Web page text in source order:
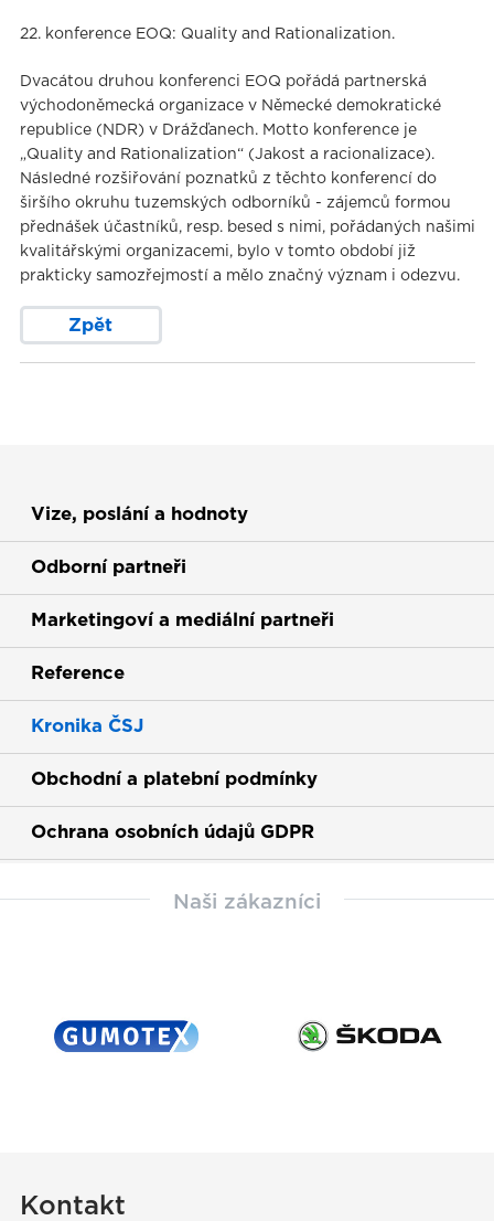
22. konference EOQ: Quality and Rationalization.
Dvacátou druhou konferenci EOQ pořádá partnerská
východoněmecká organizace v Německé demokratické
republice (NDR) v Drážďanech. Motto konference je
„Quality and Rationalization“ (Jakost a racionalizace).
Následné rozšiřování poznatků z těchto konferencí do
širšího okruhu tuzemských odborníků - zájemců formou
přednášek účastníků, resp. besed s nimi, pořádaných našimi
kvalitářskými organizacemi, bylo v tomto období již
prakticky samozřejmostí a mělo značný význam i odezvu.
Zpět
Vize, poslání a hodnoty
Odborní partneři
Marketingoví a mediální partneři
Reference
Kronika ČSJ
Obchodní a platební podmínky
Ochrana osobních údajů GDPR
Naši zákazníci
Kontakt